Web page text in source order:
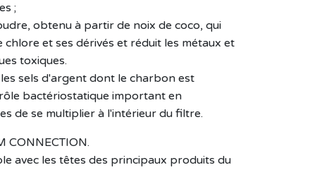
;
obtenu à partir de noix de coco, qui
chlore et ses dérivés et réduit les métaux et
toxiques.
sels d'argent dont le charbon est
bactériostatique important en
de se multiplier à l'intérieur du filtre.
CONNECTION.
avec les têtes des principaux produits du